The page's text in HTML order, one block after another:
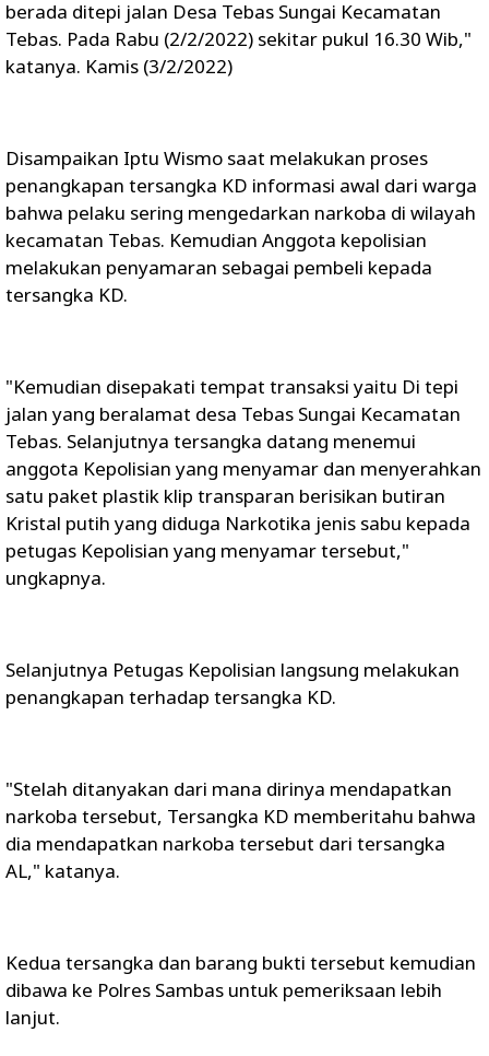
berada ditepi jalan Desa Tebas Sungai Kecamatan
Tebas. Pada Rabu (2/2/2022) sekitar pukul 16.30 Wib,"
katanya. Kamis (3/2/2022)
Disampaikan Iptu Wismo saat melakukan proses
penangkapan tersangka KD informasi awal dari warga
bahwa pelaku sering mengedarkan narkoba di wilayah
kecamatan Tebas. Kemudian Anggota kepolisian
melakukan penyamaran sebagai pembeli kepada
tersangka KD.
"Kemudian disepakati tempat transaksi yaitu Di tepi
jalan yang beralamat desa Tebas Sungai Kecamatan
Tebas. Selanjutnya tersangka datang menemui
anggota Kepolisian yang menyamar dan menyerahkan
satu paket plastik klip transparan berisikan butiran
Kristal putih yang diduga Narkotika jenis sabu kepada
petugas Kepolisian yang menyamar tersebut,"
ungkapnya.
Selanjutnya Petugas Kepolisian langsung melakukan
penangkapan terhadap tersangka KD.
"Stelah ditanyakan dari mana dirinya mendapatkan
narkoba tersebut, Tersangka KD memberitahu bahwa
dia mendapatkan narkoba tersebut dari tersangka
AL," katanya.
Kedua tersangka dan barang bukti tersebut kemudian
dibawa ke Polres Sambas untuk pemeriksaan lebih
lanjut.